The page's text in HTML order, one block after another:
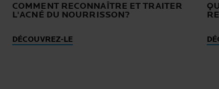
COMMENT RECONNAÎTRE ET TRAITER
L'ACNÉ DU NOURRISSON?
DÉCOUVREZ-LE